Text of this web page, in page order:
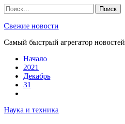
Skip
to
content
Найти:
Свежие новости
Самый быстрый агрегатор новостей
Начало
2021
Декабрь
31
Наука и техника